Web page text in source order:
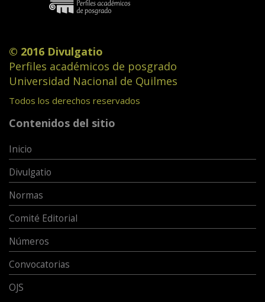
© 2016 Divulgatio
Perfiles académicos de posgrado
Universidad Nacional de Quilmes
Todos los derechos reservados
Contenidos del sitio
Inicio
Divulgatio
Normas
Comité Editorial
Números
Convocatorias
OJS